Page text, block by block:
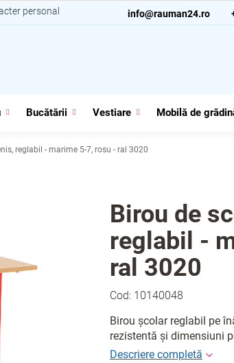
info@rauman24.ro
personal
Bucătării Vestiare Mobilă de
reglabil - marime 5-7, rosu - ral 3020
Birou de
reglabil -
ral 3020
Cod: 10140048
Birou școlar reglabil pe
rezistentă și dimensiuni